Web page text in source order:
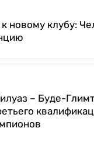
новому клубу:
– Буде-